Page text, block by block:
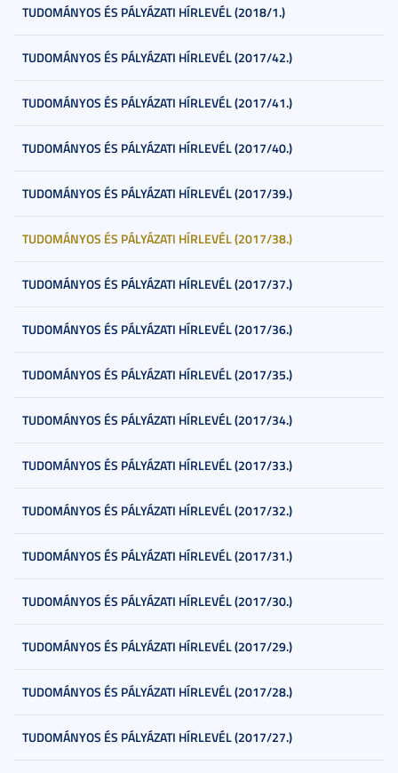
TUDOMÁNYOS ÉS PÁLYÁZATI HÍRLEVÉL (2018/1.)
TUDOMÁNYOS ÉS PÁLYÁZATI HÍRLEVÉL (2017/42.)
TUDOMÁNYOS ÉS PÁLYÁZATI HÍRLEVÉL (2017/41.)
TUDOMÁNYOS ÉS PÁLYÁZATI HÍRLEVÉL (2017/40.)
TUDOMÁNYOS ÉS PÁLYÁZATI HÍRLEVÉL (2017/39.)
TUDOMÁNYOS ÉS PÁLYÁZATI HÍRLEVÉL (2017/38.)
TUDOMÁNYOS ÉS PÁLYÁZATI HÍRLEVÉL (2017/37.)
TUDOMÁNYOS ÉS PÁLYÁZATI HÍRLEVÉL (2017/36.)
TUDOMÁNYOS ÉS PÁLYÁZATI HÍRLEVÉL (2017/35.)
TUDOMÁNYOS ÉS PÁLYÁZATI HÍRLEVÉL (2017/34.)
TUDOMÁNYOS ÉS PÁLYÁZATI HÍRLEVÉL (2017/33.)
TUDOMÁNYOS ÉS PÁLYÁZATI HÍRLEVÉL (2017/32.)
TUDOMÁNYOS ÉS PÁLYÁZATI HÍRLEVÉL (2017/31.)
TUDOMÁNYOS ÉS PÁLYÁZATI HÍRLEVÉL (2017/30.)
TUDOMÁNYOS ÉS PÁLYÁZATI HÍRLEVÉL (2017/29.)
TUDOMÁNYOS ÉS PÁLYÁZATI HÍRLEVÉL (2017/28.)
TUDOMÁNYOS ÉS PÁLYÁZATI HÍRLEVÉL (2017/27.)